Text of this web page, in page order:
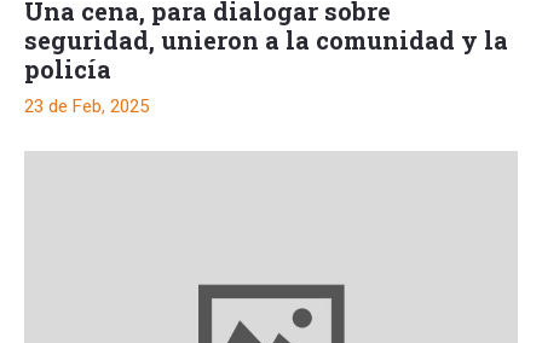
Una cena, para dialogar sobre
seguridad, unieron a la comunidad y la
policía
23 de Feb, 2025